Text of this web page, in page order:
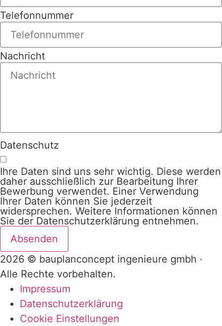
Telefonnummer
Nachricht
Datenschutz
Ihre Daten sind uns sehr wichtig. Diese werden
daher ausschließlich zur Bearbeitung Ihrer
Bewerbung verwendet. Einer Verwendung
Ihrer Daten können Sie jederzeit
widersprechen. Weitere Informationen können
Sie der Datenschutzerklärung entnehmen.
Absenden
2026 © bauplanconcept ingenieure gmbh ·
Alle Rechte vorbehalten.
Impressum
Datenschutzerklärung
Cookie Einstellungen